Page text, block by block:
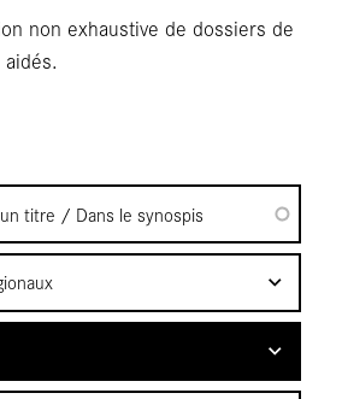
non exhaustive de dossiers de